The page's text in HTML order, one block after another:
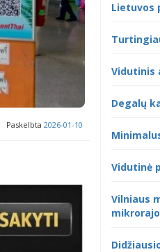
Paskelbta 2026-01-10
Lietuvos
Vidutinis
Degalų
Vidutinė
Vilniaus